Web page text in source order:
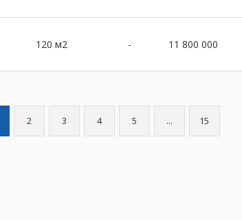
120 м2 - 11 800 000
2 3 4 5 ... 15